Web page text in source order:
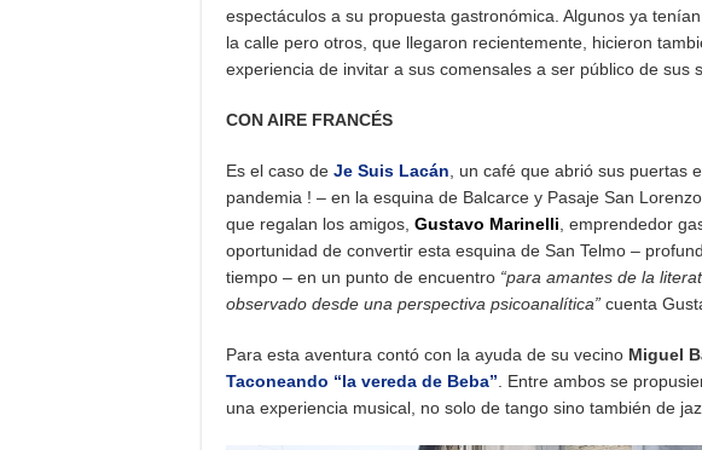
espectáculos a su propuesta gastronómica. Algunos ya
la calle pero otros, que llegaron recientemente, hicieron
experiencia de invitar a sus comensales a ser público de sus
CON AIRE FRANCÉS
Es el caso de Je Suis Lacán , un café que abrió sus puertas
pandemia ! – en la esquina de Balcarce y Pasaje San
que regalan los amigos, Gustavo Marinelli , emprendedor
oportunidad de convertir esta esquina de San Telmo –
tiempo – en un punto de encuentro “para amantes de la
observado desde una perspectiva psicoanalítica” cuenta
Para esta aventura contó con la ayuda de su vecino Miguel
Taconeando “la vereda de Beba” . Entre ambos se
una experiencia musical, no solo de tango sino también de